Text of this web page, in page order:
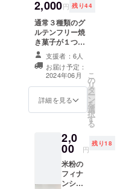
ザートとし
て人気の高
いグルテン
フリーの焼
き菓子をこ
の度新ブラ
ンドを立ち
上げてECサ
イトにて販
した。
新ブランド
2,000円 残り44
通常３種類のグ
ルテンフリー焼
き菓子が１つず
つの１セットで
す レモン香るガ
トーショコラ ふ
んわりレモン
ケーキ 和なん
しぇ（プレー
品のラベルに表
記されます。 商
品開封前には必
ずお届けのリ
ターンに貼付さ
れたラベルや注
支援者：6人
お届け予定：
2024年06月
詳細を見る
こ
の
リ
タ
ー
ン
を
選
択
す
る
2,0
00 円
残り18
米粉の
フィナ
ンシェ